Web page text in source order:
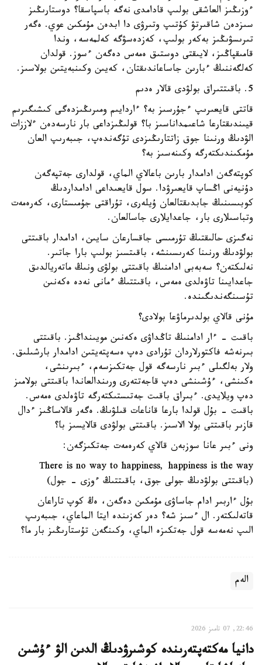
ءوزىڭىز العاشقى بولىپ قادامدى نەگە باسپاسقا؟ دوستارىڭىز
سىزدەن شاقىرتۋ كۇتىپ وتىرۋى دا ابدەن مۇمكىن عوي. ەگەر
تىرىسۋىڭىز بەكەر بولىپ، كەزدەسۋگە كەلمەسە، وندا
قامىقپاڭىز، لايىقتى دوستىق ەمەس دەگەن ءسوز. قولدان
كەلگەننىڭ ءبارىن جاساعاندىقتان، كەيىن وكىنبەيتىن بولاسىز.
5. باقىتتىراق بولۋدى قالار ەدىم
قاتتى قايعىرىپ ءجۇرسىز بە؟ ءاردايىم ومىرىڭىزدەگى كىشىگىرىم
قيىندىقتارعا شاعىمداناسىز با؟ قولىڭىزداعى بار نارسەدەن ءلاززات
الۋدىڭ ورنىنا جوق زاتتارىڭىزدى تۇگەندەپ، جىبەرىپ العان
مۇمكىندىكتەرگە وكىنەسىز بە؟
كوپتەگەن ادامدار بارىن باعالاي الماي، قولدارى جەتپەگەن
دۇنيەنى اڭساپ قايعىرۋدا. سول قايعىداعى ادامداردىڭ
كوبىسىنىڭ جابدىقتالعان ۇيلەرى، تۇراقتى جۇمىستارى، كەرەمەت
وتباسىلارى بار، جاعدايلارى جاسالعان.
نەگىزى حالىقتىڭ تۇرمىسى جاقسارعان سايىن، ادامدار باقىتتى
بولۋدىڭ ورنىنا كەرىسىنشە، باقىتسىز بولىپ بارا جاتىر.
نەلىكتەن؟ سەبەبى ادامنىڭ باقىتتى بولۋى ونىڭ ماتەريالدىق
جاعدايىنا تاۋەلدى ەمەس، باقىتتىڭ ءمانى نەدە ەكەنىن
تۇسىنگەندىگىندە.
مۇنى قالاي بولدىرماۋعا بولادى؟
باقىت - ءار ادامنىڭ تاڭداۋى ەكەنىن مويىنداڭىز. باقىتتى
بىرنەشە فاكتورلاردان تۇرادى دەپ ەسەپتەيتىن ادامدار بارشىلىق.
ولار بەلگىلى ءبىر نارسەگە قول جەتكىزسەم، ءبىرىنشى،
ەكىنشى، ءۇشىنشى دەپ قاجەتتەرى ورىندالعاندا باقىتتى بولامىز
دەپ ويلايدى. ءبىراق باقىت جەتىستىكتەرگە تاۋەلدى ەمەس.
باقىت - بۇل قولدا بارعا قاناعات قىلۋىڭ. ەگەر قالاساڭىز ءدال
قازىر باقىتتى بولا الاسىز. باقىتتى بولۋدى قالايسىز با؟
ونى ءبىر عانا سوزبەن قالاي كەرەمەت جەتكىزگەن:
There is no way to happiness, happiness is the way
(باقىتتى بولۋدىڭ جولى جوق، باقىتتىڭ ءوزى - جول)
بۇل ءاربىر ادام جاساۋى مۇمكىن دەگەن، ەڭ كوپ تاراعان
قاتەلىكتەر. ال ءسىز شە؟ دەر كەزىندە ايتا الماعاي، جىبەرىپ
الىپ نەمەسە قول جەتكىزە الماي، وكىنگەن تۇستارىڭىز بار ما؟
الەم
22:46, 07 تامىز 2026
دانيا مەكتەپتەرىندە كوشىرۋدىڭ الدىن الۋ ءۇشىن